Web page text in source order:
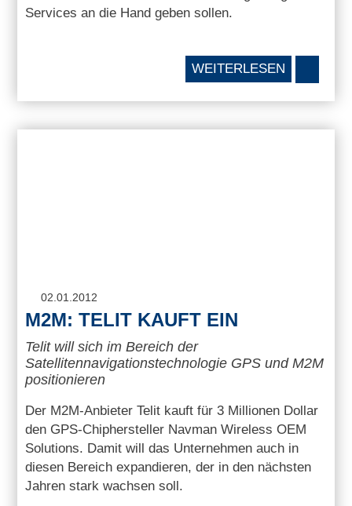
Services an die Hand geben sollen.
WEITERLESEN
02.01.2012
M2M: TELIT KAUFT EIN
Telit will sich im Bereich der
Satellitennavigationstechnologie GPS und M2M
positionieren
Der M2M-Anbieter Telit kauft für 3 Millionen Dollar
den GPS-Chiphersteller Navman Wireless OEM
Solutions. Damit will das Unternehmen auch in
diesen Bereich expandieren, der in den nächsten
Jahren stark wachsen soll.